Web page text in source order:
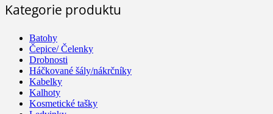
Kategorie produktu
Batohy
Čepice/ Čelenky
Drobnosti
Háčkované šály/nákrčníky
Kabelky
Kalhoty
Kosmetické tašky